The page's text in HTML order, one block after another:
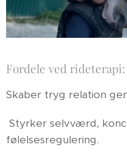
Fordele ved rideterapi:
Skaber tryg relation
Styrker selvværd,
følelsesregulering.